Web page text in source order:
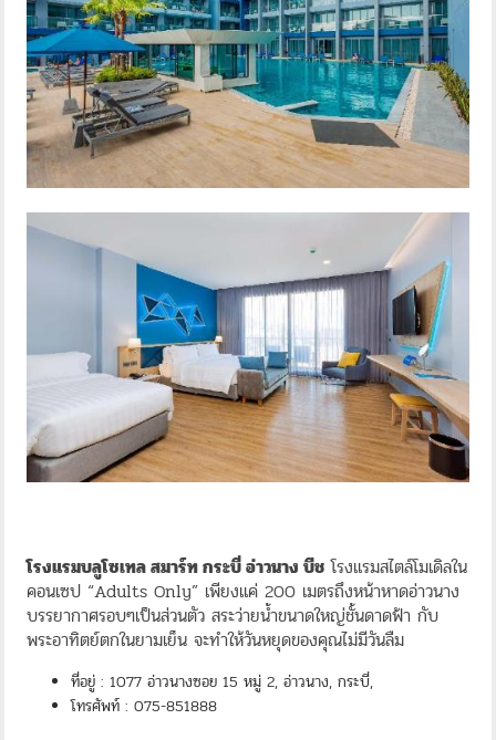
โรงแรมบลูโซเทล สมาร์ท กระบี่ อ่าวนาง บีช โรงแรมสไตล์โมเดิลใน
คอนเซป “Adults Only” เพียงแค่ 200 เมตรถึงหน้าหาดอ่าวนาง
บรรยากาศรอบๆเป็นส่วนตัว สระว่ายน้ำขนาดใหญ่ชั้นดาดฟ้า กับ
พระอาทิตย์ตกในยามเย็น จะทำให้วันหยุดของคุณไม่มีวันลืม
ที่อยู่ : 1077 อ่าวนางซอย 15 หมู่ 2, อ่าวนาง, กระบี่,
โทรศัพท์ : 075-851888